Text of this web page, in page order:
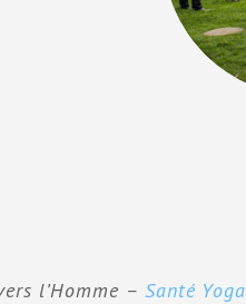
l’Homme – Santé Yoga